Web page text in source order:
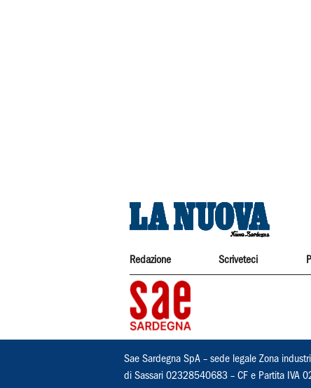
Redazione Scriveteci
Sae Sardegna SpA – sede legale Zona
di Sassari 02328540683 – CF e Partita IVA